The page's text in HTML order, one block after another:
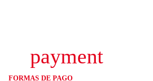
payment
FORMAS DE PAGO